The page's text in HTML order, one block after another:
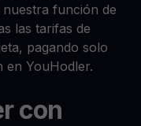
función de
las tarifas de
pagando solo
en YouHodler.
con